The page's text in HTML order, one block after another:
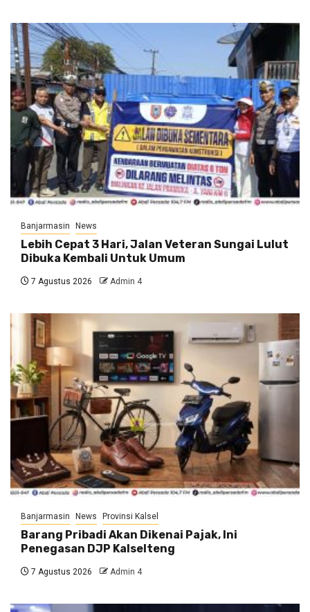
Banjarmasin News
Lebih Cepat 3 Hari, Jalan Veteran Sungai Lulut
Dibuka Kembali Untuk Umum
7 Agustus 2026 Admin 4
Banjarmasin News Provinsi Kalsel
Barang Pribadi Akan Dikenai Pajak, Ini
Penegasan DJP Kalselteng
7 Agustus 2026 Admin 4